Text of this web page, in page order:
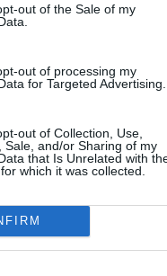
out of the Sale of my
out of processing my
for Targeted Advertising.
out of Collection, Use,
Sale, and/or Sharing of my
that Is Unrelated with
which it was collected.
del
Reggio